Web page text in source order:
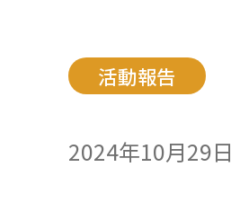
活動報告
2024年10月29日